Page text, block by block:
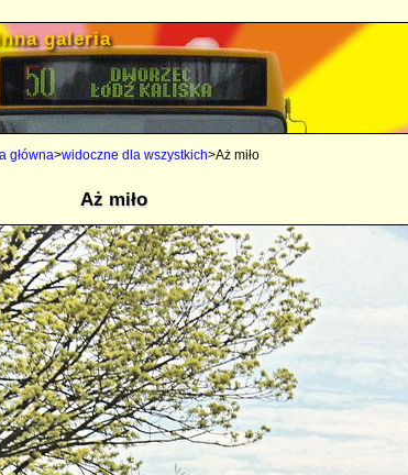
galeria
główna>widoczne dla wszystkich>Aż miło
Aż miło